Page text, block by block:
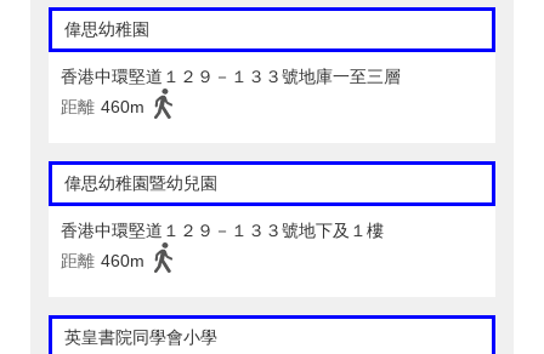
偉思幼稚園
香港中環堅道１２９－１３３號地庫一至三層
距離 460m
偉思幼稚園暨幼兒園
香港中環堅道１２９－１３３號地下及１樓
距離 460m
英皇書院同學會小學